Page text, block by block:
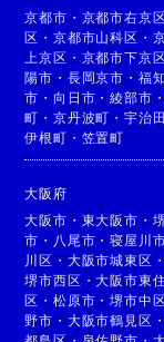
京都市 ・ 京都市右京
区 ・京都市山科区 ・
上京区 ・ 京都市下京
陽市 ・ 長岡京市 ・ 福
市 ・向日市 ・綾部市
町 ・京丹波町 ・宇治
伊根町 ・ 笠置町
大阪府
大阪市 ・ 東大阪市 ・
市 ・ 八尾市 ・寝屋川
川区 ・ 大阪市城東区
堺市西区 ・大阪市東
区 ・松原市 ・堺市中
野市 ・ 大阪市鶴見区